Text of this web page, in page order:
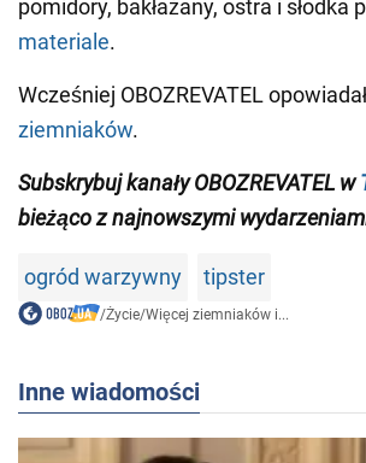
pomidory, bakłażany, ostra i słodka
materiale.
Wcześniej OBOZREVATEL
ziemniaków.
Subskrybuj kanały OBOZREVATEL w
bieżąco z najnowszymi
ogród warzywny tipster
/Życie/Więcej ziemniaków i...
Inne wiadomości